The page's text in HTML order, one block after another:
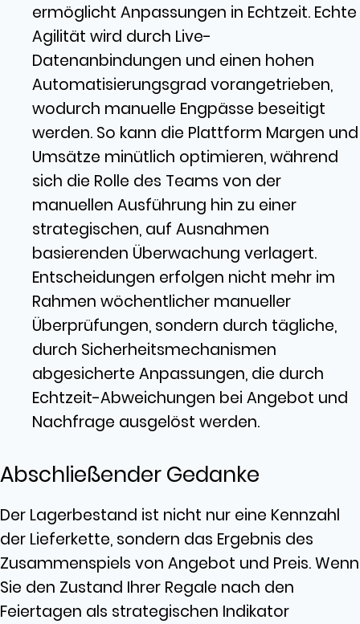
ermöglicht Anpassungen in Echtzeit. Echte
Agilität wird durch Live-
Datenanbindungen und einen hohen
Automatisierungsgrad vorangetrieben,
wodurch manuelle Engpässe beseitigt
werden. So kann die Plattform Margen und
Umsätze minütlich optimieren, während
sich die Rolle des Teams von der
manuellen Ausführung hin zu einer
strategischen, auf Ausnahmen
basierenden Überwachung verlagert.
Entscheidungen erfolgen nicht mehr im
Rahmen wöchentlicher manueller
Überprüfungen, sondern durch tägliche,
durch Sicherheitsmechanismen
abgesicherte Anpassungen, die durch
Echtzeit-Abweichungen bei Angebot und
Nachfrage ausgelöst werden.
Abschließender Gedanke
Der Lagerbestand ist nicht nur eine Kennzahl
der Lieferkette, sondern das Ergebnis des
Zusammenspiels von Angebot und Preis. Wenn
Sie den Zustand Ihrer Regale nach den
Feiertagen als strategischen Indikator